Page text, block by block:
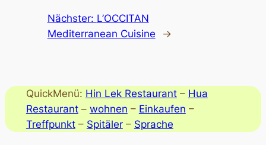
Nächster: L’OCCITAN
Mediterranean Cuisine
→
QuickMenü: Hin Lek Restaurant– Hua
Restaurant– wohnen – Einkaufen –
Treffpunkt– Spitäler– Sprache